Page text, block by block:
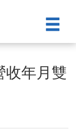
收年月雙